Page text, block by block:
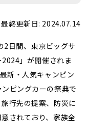
最終更新日: 2024.07.14
日間、東京ビッグサ
」が開催されま
新・人気キャンピン
ピングカーの祭典で
行先の提案、防災に
されており、家族全